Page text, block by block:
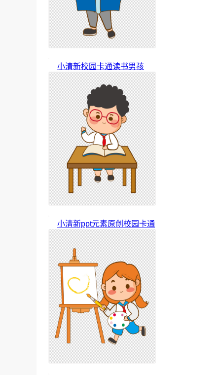
小清新校园卡通读书男孩
小清新ppt元素原创校园卡通